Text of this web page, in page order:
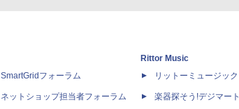
SmartGridフォーラム
ネットショップ担当者フォーラム
Rittor Music
リットーミュージック
楽器探そう!デジマート